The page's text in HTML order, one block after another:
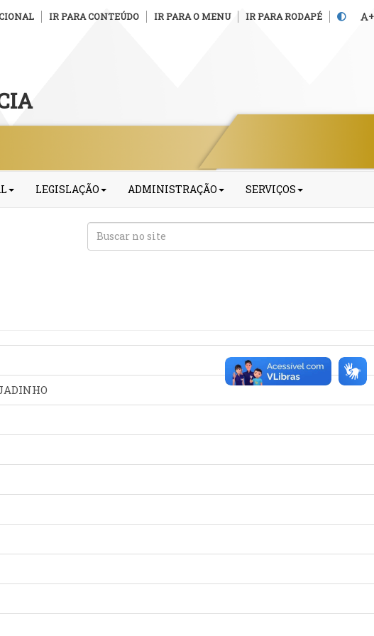
IR PARA CONTEÚDO IR PARA O MENU IR PARA RODAPÉ +
LEGISLAÇÃO ADMINISTRAÇÃO SERVIÇOS